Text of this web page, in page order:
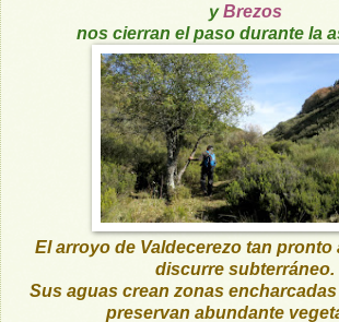
yBrezos
nos cierran el paso durante la
El arroyo de Valdecerezo tan pronto
discurre subterráneo.
Sus aguas crean zonas
preservan abundante